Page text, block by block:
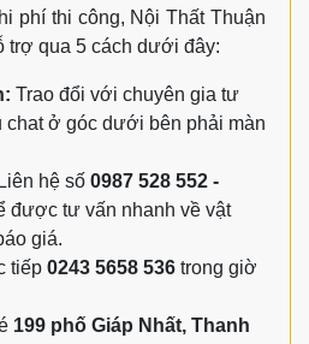
phí thi công, Nội Thất Thuận
trợ qua 5 cách dưới đây:
Trao đổi với chuyên gia tư
chat ở góc dưới bên phải màn
Liên hệ số 0987 528 552 -
được tư vấn nhanh về vật
giá.
tiếp 0243 5658 536 trong giờ
199 phố Giáp Nhất, Thanh